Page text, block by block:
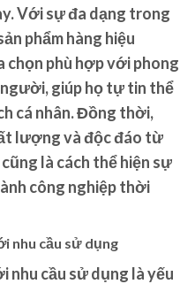
Với sự đa dạng trong
phẩm hàng hiệu
phù hợp với phong
giúp họ tự tin thể
cá nhân. Đồng thời,
lượng và độc đáo từ
là cách thể hiện sự
công nghiệp thời
nhu cầu sử dụng
nhu cầu sử dụng là yếu